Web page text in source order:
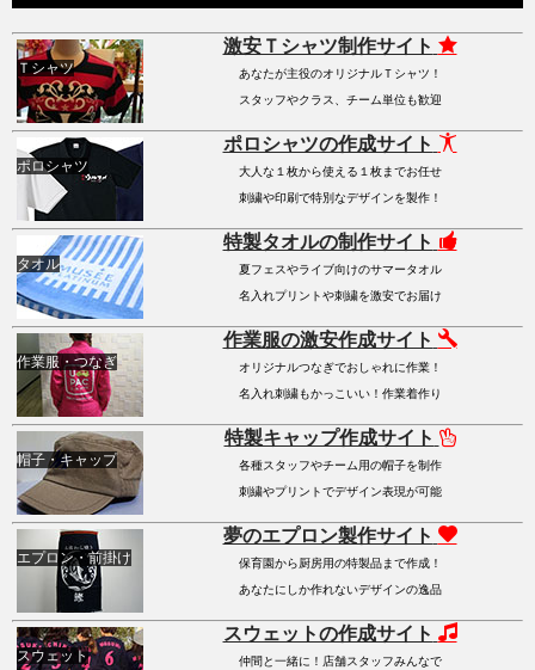
Ｔシャツ
激安Ｔシャツ制作サイト
あなたが主役のオリジナルＴシャツ！
スタッフやクラス、チーム単位も歓迎
ポロシャツ
ポロシャツの作成サイト
大人な１枚から使える１枚までお任せ
刺繍や印刷で特別なデザインを製作！
タオル
特製タオルの制作サイト
夏フェスやライブ向けのサマータオル
名入れプリントや刺繍を激安でお届け
作業服・つなぎ
作業服の激安作成サイト
オリジナルつなぎでおしゃれに作業！
名入れ刺繍もかっこいい！作業着作り
帽子・キャップ
特製キャップ作成サイト
各種スタッフやチーム用の帽子を制作
刺繍やプリントでデザイン表現が可能
エプロン・前掛け
夢のエプロン製作サイト
保育園から厨房用の特製品まで作成！
あなたにしか作れないデザインの逸品
スウェット
スウェットの作成サイト
仲間と一緒に！店舗スタッフみんなで